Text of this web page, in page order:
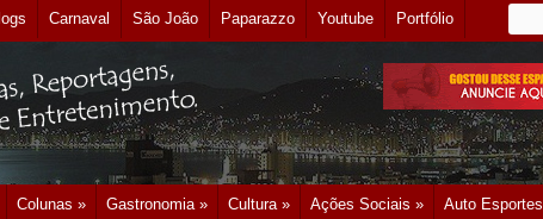
Carnaval São João Paparazzo Youtube Portfólio
Colunas » Gastronomia » Cultura » Ações Sociais » Auto Esportes